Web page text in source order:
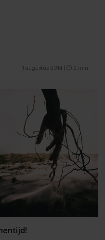
1 augustus 2014 2 min